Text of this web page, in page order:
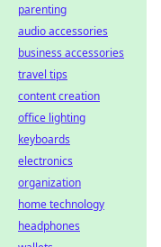
parenting
audio accessories
business accessories
travel tips
content creation
office lighting
keyboards
electronics
organization
home technology
headphones